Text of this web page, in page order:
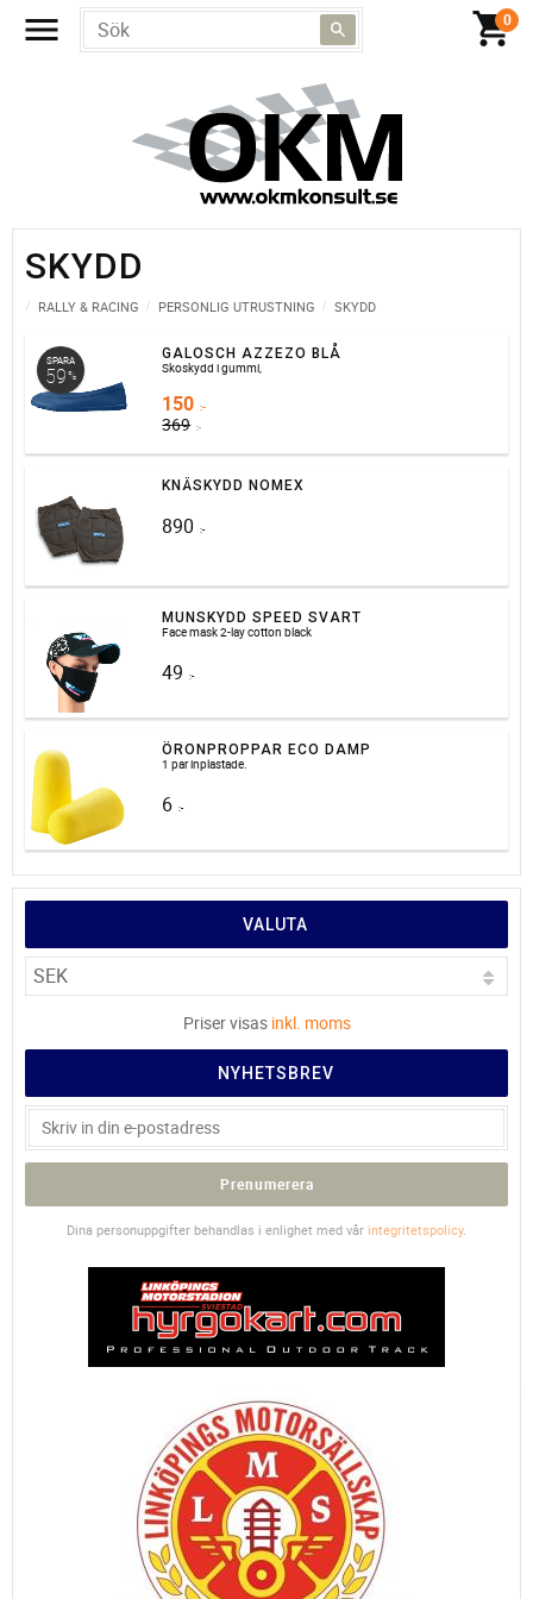
SKYDD
RALLY & RACING PERSONLIG UTRUSTNING SKYDD
GALOSCH AZZEZO BLÅ
Skoskydd i gummi,
150 :-
369 :-
SPARA
59%
KNÄSKYDD NOMEX
890 :-
MUNSKYDD SPEED SVART
Face mask 2-lay cotton black
49 :-
ÖRONPROPPAR ECO DAMP
1 par inplastade.
6 :-
VALUTA
Priser visas inkl. moms
NYHETSBREV
Prenumerera
Dina personuppgifter behandlas i enlighet med vår integritetspolicy.